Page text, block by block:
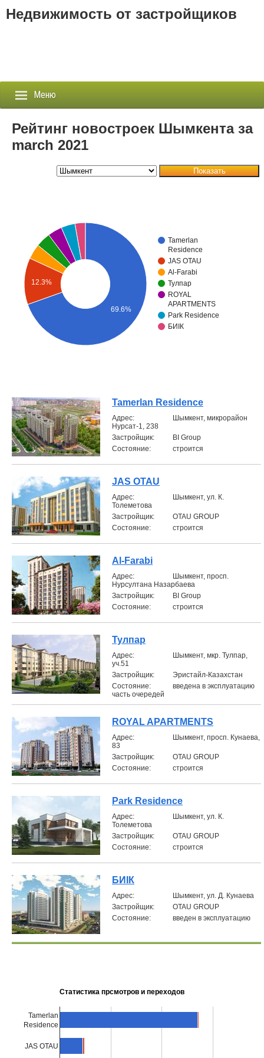
Недвижимость от застройщиков
Меню
Застройщики
Новостройки
Агентства
Объявления
Кабинет
Рейтинг новостроек Шымкента за
march 2021
Показать
Tamerlan
Residence
JAS OTAU
Al-Farabi
Тулпар
ROYAL
APARTMENTS
Park Residence
БИIК
12.3%
69.6%
Tamerlan Residence
Aдрес:
Шымкент, микрорайон
Нурсат-1, 238
Застройщик:
BI Group
Состояние:
строится
JAS OTAU
Aдрес:
Шымкент, ул. К.
Толеметова
Застройщик:
OTAU GROUP
Состояние:
строится
Al-Farabi
Aдрес:
Шымкент, просп.
Нурсултана Назарбаева
Застройщик:
BI Group
Состояние:
строится
Тулпар
Aдрес:
Шымкент, мкр. Тулпар,
уч.51
Застройщик:
Эристайл-Казахстан
Состояние:
введена в эксплуатацию
часть очередей
ROYAL APARTMENTS
Aдрес:
Шымкент, просп. Кунаева,
83
Застройщик:
OTAU GROUP
Состояние:
строится
Park Residence
Aдрес:
Шымкент, ул. К.
Толеметова
Застройщик:
OTAU GROUP
Состояние:
строится
БИIК
Aдрес:
Шымкент, ул. Д. Кунаева
Застройщик:
OTAU GROUP
Состояние:
введен в эксплуатацию
Статистика прсмотров и переходов
Tamerlan
Residence
JAS OTAU